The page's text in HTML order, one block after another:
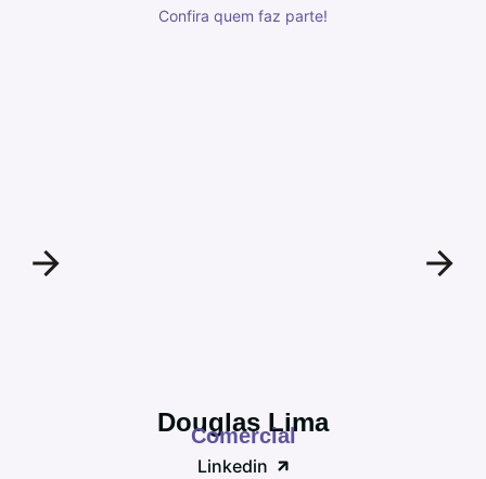
Confira quem faz parte!
Douglas Lima
Comercial
Linkedin